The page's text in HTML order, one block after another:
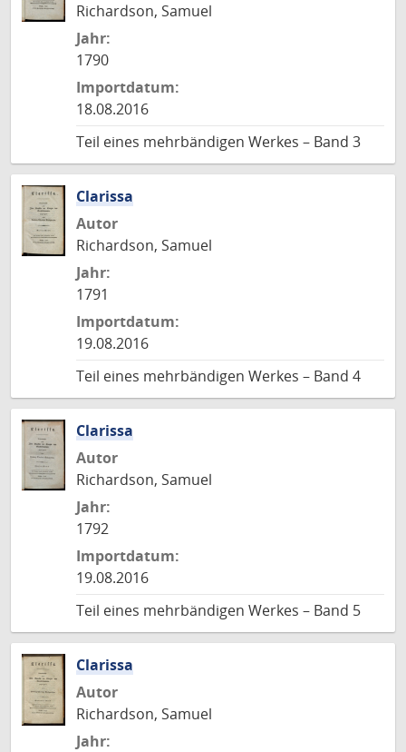
Richardson, Samuel
Jahr:
1790
Importdatum:
18.08.2016
Teil eines mehrbändigen Werkes – Band 3
Clarissa
Autor
Richardson, Samuel
Jahr:
1791
Importdatum:
19.08.2016
Teil eines mehrbändigen Werkes – Band 4
Clarissa
Autor
Richardson, Samuel
Jahr:
1792
Importdatum:
19.08.2016
Teil eines mehrbändigen Werkes – Band 5
Clarissa
Autor
Richardson, Samuel
Jahr: